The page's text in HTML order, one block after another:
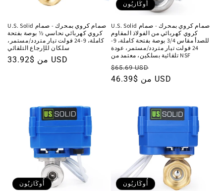
U.S. Solid صمام كروي بمحرك - صمام
كروي كهربائي نحاسي ½ بوصة بفتحة
كاملة، 9-24 فولت تيار متردد/مستمر،
سلكان للإرجاع التلقائي
السعر
من $33.92 USD
أُوكَازيُون
U.S. Solid صمام كروي بمحرك - صمام
كروي كهربائي من الفولاذ المقاوم
للصدأ مقاس 3/4 بوصة بفتحة كاملة، 9-
24 فولت تيار متردد/مستمر، عودة
تلقائية بسلكين، معتمد من NSF
السعر
العادي
$65.69 USD
البيع
من $46.39 USD
أُوكَازيُون أُوكَازيُون